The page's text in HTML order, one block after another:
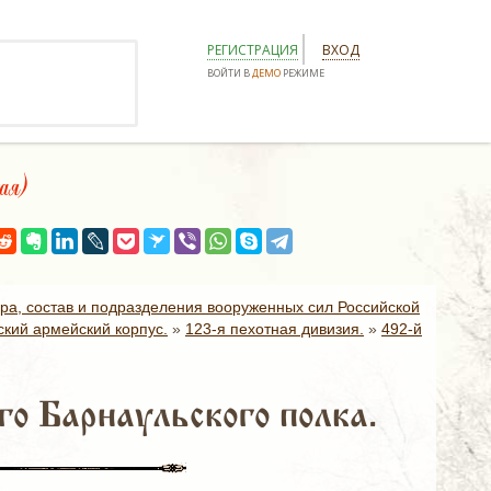
РЕГИСТРАЦИЯ ВХОД
ВОЙТИ ВДЕМО РЕЖИМЕ
состав и подразделения вооруженных сил Российской
армейский корпус. » 123-я пехотная дивизия. » 492-й
Барнаульского полка.